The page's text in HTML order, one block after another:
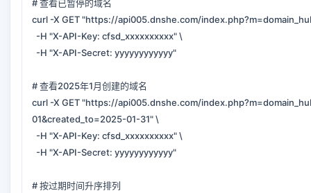
# 查看已暂停的域名
curl -X GET "https://api005.dnshe.com/
-H "X-API-Key: cfsd_xxxxxxxxxx" \
-H "X-API-Secret: yyyyyyyyyyyy"
# 查看2025年1月创建的域名
curl -X GET "https://api005.dnshe.com/
01&created_to=2025-01-31" \
-H "X-API-Key: cfsd_xxxxxxxxxx" \
-H "X-API-Secret: yyyyyyyyyyyy"
# 按过期时间升序排列